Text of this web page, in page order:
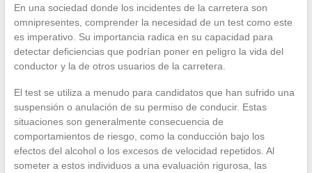
En una sociedad donde los incidentes de la carretera son
omnipresentes, comprender la necesidad de un test como este
es imperativo. Su importancia radica en su capacidad para
detectar deficiencias que podrían poner en peligro la vida del
conductor y la de otros usuarios de la carretera.
El test se utiliza a menudo para candidatos que han sufrido una
suspensión o anulación de su permiso de conducir. Estas
situaciones son generalmente consecuencia de
comportamientos de riesgo, como la conducción bajo los
efectos del alcohol o los excesos de velocidad repetidos. Al
someter a estos individuos a una evaluación rigurosa, las